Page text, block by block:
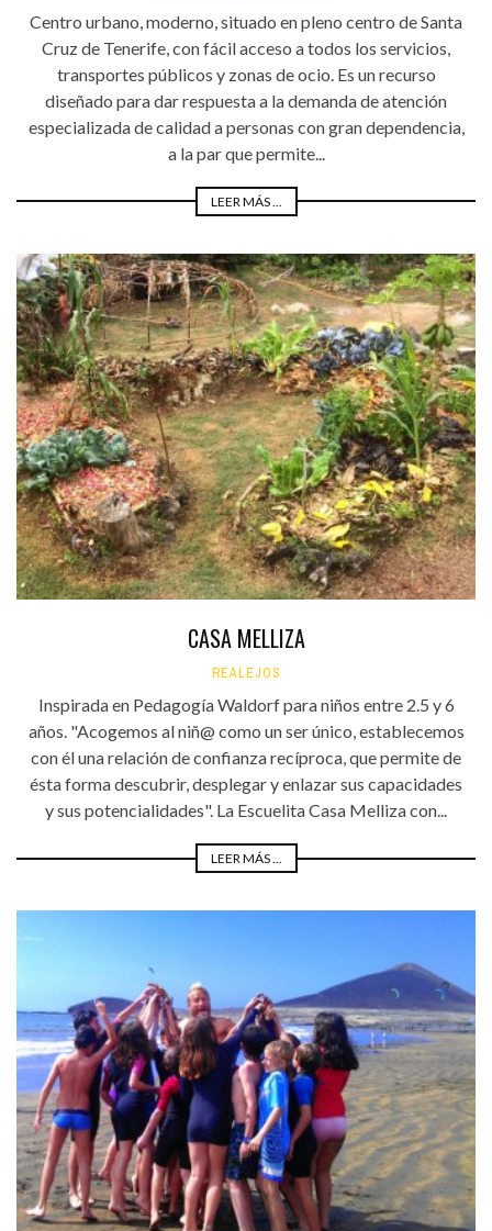
Centro urbano, moderno, situado en pleno centro de Santa
Cruz de Tenerife, con fácil acceso a todos los servicios,
transportes públicos y zonas de ocio. Es un recurso
diseñado para dar respuesta a la demanda de atención
especializada de calidad a personas con gran dependencia,
a la par que permite...
LEER MÁS ...
CASA MELLIZA
REALEJOS
Inspirada en Pedagogía Waldorf para niños entre 2.5 y 6
años. "Acogemos al niñ@ como un ser único, establecemos
con él una relación de confianza recíproca, que permite de
ésta forma descubrir, desplegar y enlazar sus capacidades
y sus potencialidades". La Escuelita Casa Melliza con...
LEER MÁS ...